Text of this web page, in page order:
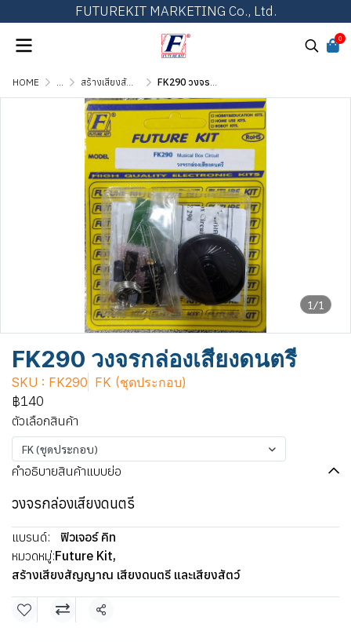
FUTUREKIT MARKETING Co., Ltd.
0
HOME ... สร้างเสียงสัญญาณ เสียงดนตรี และเสียงสัตว์ FK290 วงจรกล่องเสียงดนตรี
1/1
FK290 วงจรกล่องเสียงดนตรี
SKU : FK290 FK (ชุดประกอบ)
฿140
ตัวเลือกสินค้า
FK (ชุดประกอบ)
คำอธิบายสินค้าแบบย่อ
วงจรกล่องเสียงดนตรี
แบรนด์:
ฟิวเจอร์ คิท
หมวดหมู่:Future Kit,
สร้างเสียงสัญญาณ เสียงดนตรี และเสียงสัตว์
แชร์